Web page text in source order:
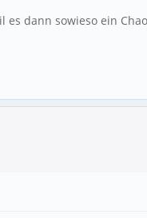
dann sowieso ein